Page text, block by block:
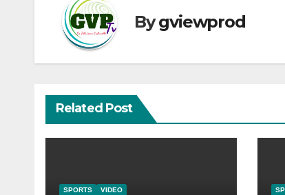
Bygviewprod
Related Post
SPORTS VIDEO